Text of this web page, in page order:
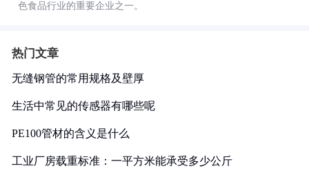
色食品行业的重要企业之一。
热门文章
无缝钢管的常用规格及壁厚
生活中常见的传感器有哪些呢
PE100管材的含义是什么
工业厂房载重标准：一平方米能承受多少公斤